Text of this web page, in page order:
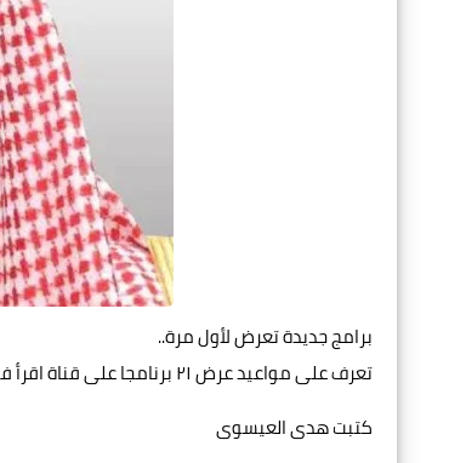
برامج جديدة تعرض لأول مرة..
تعرف على مواعيد عرض ٢١ برنامجا على قناة اقرأ في رمضان ٢٠٢٦
كتبت هدى العيسوى